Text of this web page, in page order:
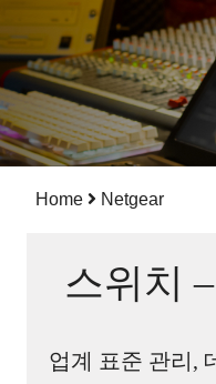
Home Netgear
스위치
업계 표준 관리,